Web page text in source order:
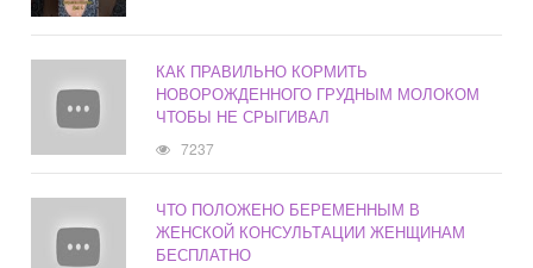
КАК ПРАВИЛЬНО КОРМИТЬ
НОВОРОЖДЕННОГО ГРУДНЫМ МОЛОКОМ
ЧТОБЫ НЕ СРЫГИВАЛ
7237
ЧТО ПОЛОЖЕНО БЕРЕМЕННЫМ В
ЖЕНСКОЙ КОНСУЛЬТАЦИИ ЖЕНЩИНАМ
БЕСПЛАТНО